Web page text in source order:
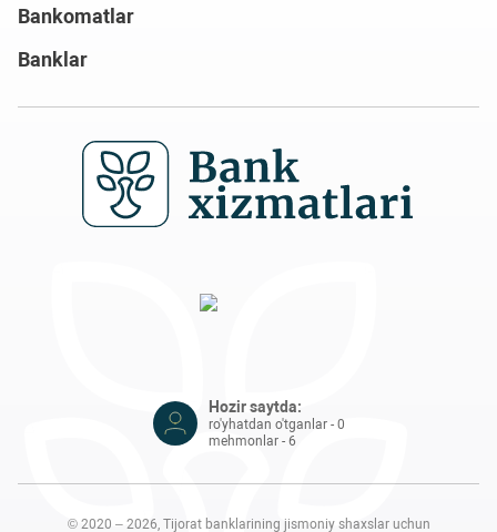
Bankomatlar
Banklar
Hozir saytda:
ro'yhatdan o'tganlar - 0
mehmonlar - 6
© 2020 – 2026, Tijorat banklarining jismoniy shaxslar uchun